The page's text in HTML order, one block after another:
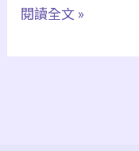
西
閱讀全文 »